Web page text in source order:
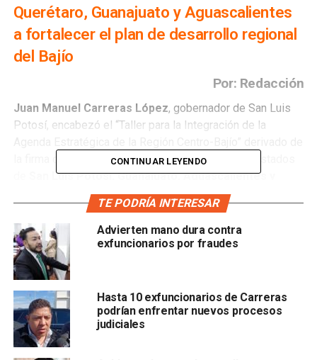
Querétaro, Guanajuato y Aguascalientes
a fortalecer el plan de desarrollo regional
del Bajío
Por: Redacción
Juan Manuel Carreras López, gobernador de San Luis
Potosí, encabezó el “Taller para la Integración de la
la firma del convenio para el desarrollo entre los estados
San Luis Potosí, Guanajuato, Aguascalientes y
En su intervención, acompañado de Eduardo Sojo Garza-
Aldape, director general delLaboratorio Nacional de
Políticas Públicas del Centro de Investigación y
Docencia Económica
fortalecer el plan estratégico regional en materia de
infraestructura, seguridad, agrícola y áreas de oportunidad
de cada entidad para generar más inversión.
Además, resaltó la infraestructura que se ha construido en
CONTINUAR LEYENDO
TE PODRÍA INTERESAR
Advierten mano dura contra
exfuncionarios por fraudes
Hasta 10 exfuncionarios de Carreras
podrían enfrentar nuevos procesos
judiciales